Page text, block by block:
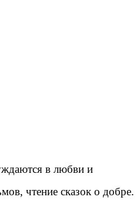
в любви и
чтение сказок о добре.